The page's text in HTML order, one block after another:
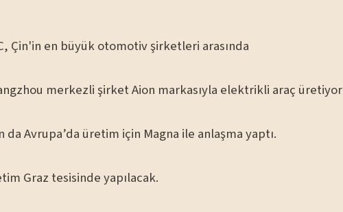
Çin'in en büyük otomotiv şirketleri arasında
merkezli şirket Aion markasıyla elektrikli araç üretiyor
da Avrupa’da üretim için Magna ile anlaşma yaptı.
Graz tesisinde yapılacak.